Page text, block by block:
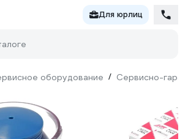
Для юрлиц
оборудование / Сервисно-